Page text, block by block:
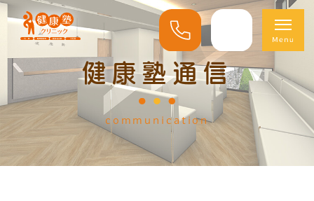
健康塾通信
communication